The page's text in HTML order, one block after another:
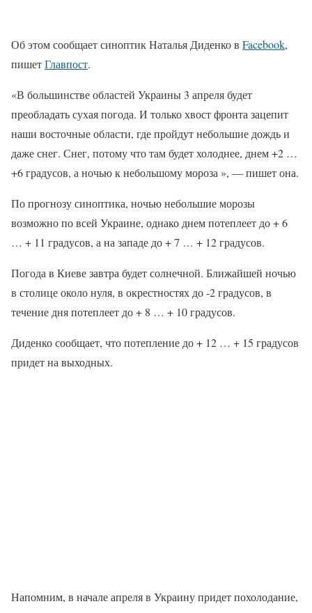
Об этом сообщает синоптик Наталья Диденко в Facebook,
пишетГлавпост.
«В большинстве областей Украины 3 апреля будет
преобладать сухая погода. И только хвост фронта зацепит
наши восточные области, где пройдут небольшие дождь и
даже снег. Снег, потому что там будет холоднее, днем ​​+2 …
+6 градусов, а ночью к небольшому мороза », — пишет она.
По прогнозу синоптика, ночью небольшие морозы
возможно по всей Украине, однако днем ​​потеплеет до + 6
… + 11 градусов, а на западе до + 7 … + 12 градусов.
Погода в Киеве завтра будет солнечной. Ближайшей ночью
в столице около нуля, в окрестностях до -2 градусов, в
течение дня потеплеет до + 8 … + 10 градусов.
Диденко сообщает, что потепление до + 12 … + 15 градусов
придет на выходных.
Напомним, в начале апреля в Украину придет похолодание,